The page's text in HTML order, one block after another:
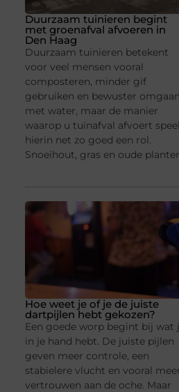
Duurzaam tuinieren begint
met groenafval afvoeren in
Den Haag
Duurzaam tuinieren betekent
voor veel mensen vooral
composteren, minder gif
gebruiken en bewuster omgaan
met water, maar de manier
waarop u tuinafval afvoert
hierin net zo goed een rol.
Snoeihout, gras en oude
Hoe weet je of je de juiste
dartpijlen hebt gekozen?
Een goede worp begint bij wat
in je hand hebt. De juiste pijlen
geven meer controle, een
stabielere vlucht en vooral
vertrouwen aan de oche. Maar